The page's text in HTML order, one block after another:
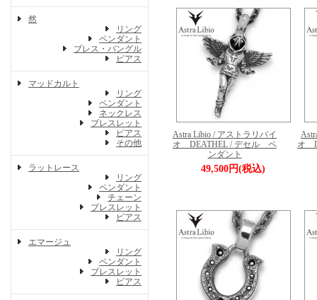
然
リング
ペンダント
ブレス・バングル
ピアス
マッドカルト
リング
ペンダント
ネックレス
ブレスレット
ピアス
その他
ラットレース
リング
ペンダント
チェーン
ブレスレット
ピアス
エマージュ
リング
ペンダント
ブレスレット
ピアス
Astra Libio / アストラリバイ
オ DEATHEL / デセル ペ
ンダント
49,500円(税込)
オ